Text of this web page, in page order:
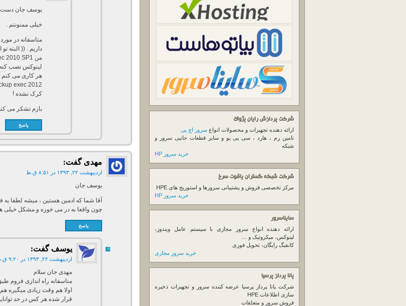
شرکت پردازش رایان پژواک
ارائه دهنده تجهیزات و محصولات انواع سرور اچ پی
تامین رم ، هارد ، سی پی یو و سایر قطعات جانبی سرور و
شبکه
خرید سرور HP
شرکت شبکه گستران یاقوت سرخ
مرکز تخصصی فروش و پشتیبانی سرورها و استوریج های HPE
خرید سرور HP
سایناسرور
ارائه دهنده انواع سرور مجازی با سیستم عامل ویندوز،
لینوکس، میکروتیک و …
کانفیگ رایگان، تحویل فوری
خرید سرور مجازی
پانا پرداز پرسیا
شرکت پانا پرداز پرسیا عرضه کننده سرور و تجهیزات ذخیره
سازی اطلاعات HPE
فروش سرور و متعلقات
یوسف جان دست
خیلی ممنونتم .
داریم . (( البته تو
هر کاری می کنم
کرک نشده !
بازم تشکر می
پاسخ
مهدی گفت:
اردیبهشت ۲۲, ۱۳۹۳ در ۸:۵۱ ق.ظ
یوسف جان
آقا شما که ادمین هستین ، میشه لطفا یه
چون واقعا به در می خوره و مشکل خیلی
پاسخ
يوسف گفت:
اردیبهشت ۲۲, ۱۳۹۳ در ۹:۲۰ ق.ظ
مهدی جان سلام
متاسفانه راه اندازی فروم
اولا هم وقت زیادی میگیره
قرار شده هر کس در حد